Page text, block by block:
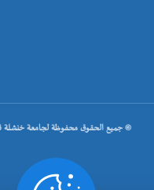
© جميع الحقوق محفوظة لجامعة خنشلة 2026.
.